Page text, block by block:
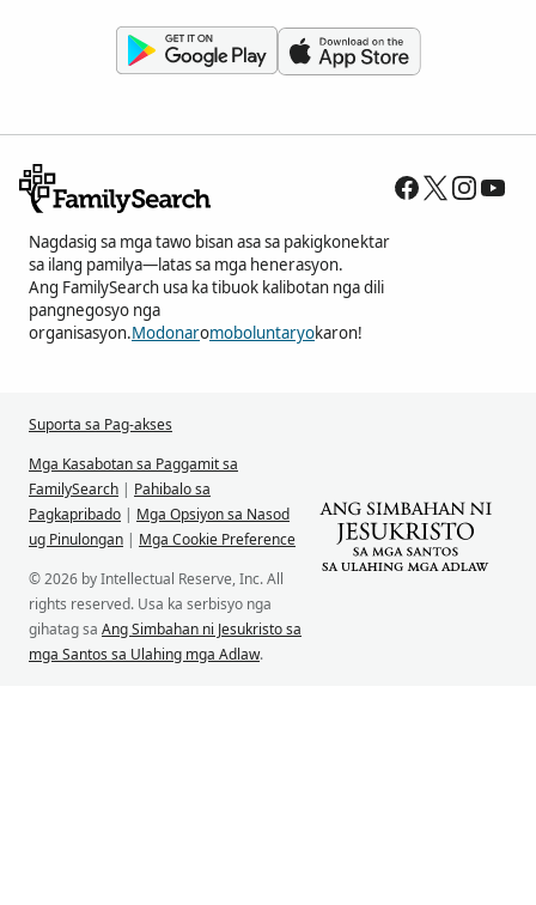
Nagdasig sa mga tawo bisan asa sa pakigkonektar
sa ilang pamilya—latas sa mga henerasyon.
Ang FamilySearch usa ka tibuok kalibotan nga dili
pangnegosyo nga
organisasyon.Modonaromoboluntaryokaron!
Suporta sa Pag-akses
Mga Kasabotan sa Paggamit sa
FamilySearch | Pahibalo sa
Pagkapribado | Mga Opsiyon sa Nasod
ug Pinulongan | Mga Cookie Preference
© 2026 by Intellectual Reserve, Inc. All
rights reserved. Usa ka serbisyo nga
gihatag sa Ang Simbahan ni Jesukristo sa
mga Santos sa Ulahing mga Adlaw.